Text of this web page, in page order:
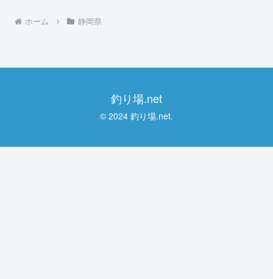
ホーム 静岡県
釣り場.net
© 2024 釣り場.net.